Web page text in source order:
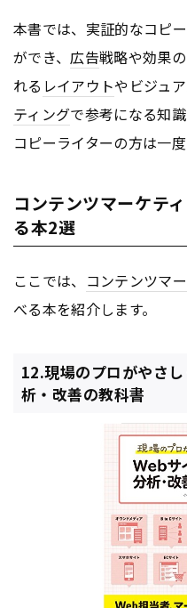
本書では、実証的なコピ
ができ、広告戦略や効果
れる レイアウトやビジュ
ティングで参考になる知
コピーライターの方は一
コンテンツマーケテ
る本2選
ここでは、 コンテンツマ
べる本を紹介します。
12.現場のプロがやさ
析・改善の教科書